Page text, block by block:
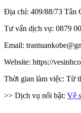
Địa chỉ: 409/88/73 Tân
Tư vấn dịch vụ: 0879
Email:
Website: https://
Thời gian làm việc: Từ
>> Dịch vụ nổi bật: Vệ